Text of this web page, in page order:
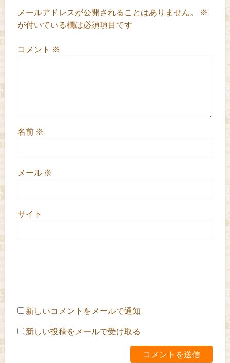
メールアドレスが公開されることはありません。
※
が付いている欄は必須項目です
コメント ※
名前 ※
メール ※
サイト
新しいコメントをメールで通知
新しい投稿をメールで受け取る